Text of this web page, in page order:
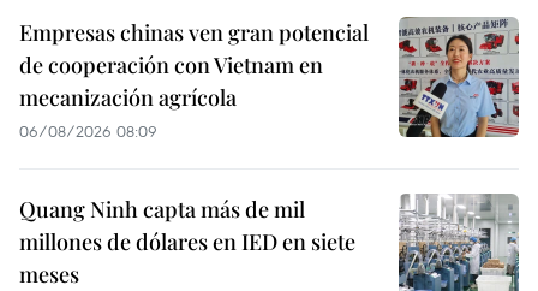
Empresas chinas ven gran potencial
de cooperación con Vietnam en
mecanización agrícola
06/08/2026 08:09
Quang Ninh capta más de mil
millones de dólares en IED en siete
meses